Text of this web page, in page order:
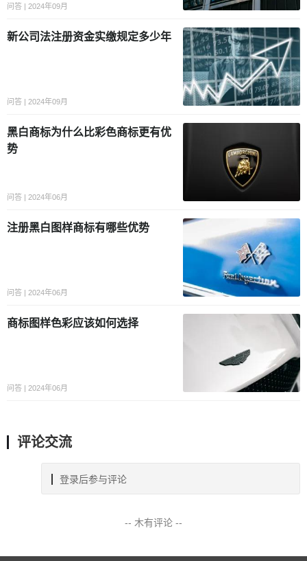
问答 | 2024年09月
新公司法注册资金实缴规定多少年
问答 | 2024年09月
黑白商标为什么比彩色商标更有优
势
问答 | 2024年06月
注册黑白图样商标有哪些优势
问答 | 2024年06月
商标图样色彩应该如何选择
问答 | 2024年06月
评论交流
登录后参与评论
-- 木有评论 --